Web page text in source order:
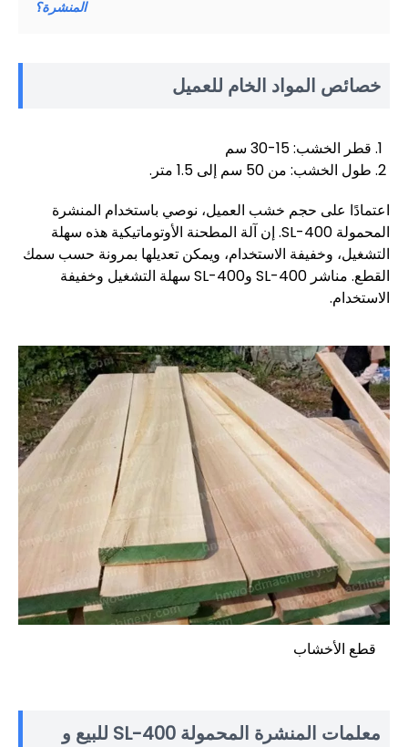
المنشرة؟
خصائص المواد الخام للعميل
قطر الخشب: 15-30 سم
طول الخشب: من 50 سم إلى 1.5 متر.
اعتمادًا على حجم خشب العميل، نوصي باستخدام المنشرة
المحمولة SL-400. إن آلة المطحنة الأوتوماتيكية هذه سهلة
التشغيل، وخفيفة الاستخدام، ويمكن تعديلها بمرونة حسب سمك
القطع. مناشر SL-400 وSL-400 سهلة التشغيل وخفيفة
الاستخدام.
قطع الأخشاب
معلمات المنشرة المحمولة SL-400 للبيع و